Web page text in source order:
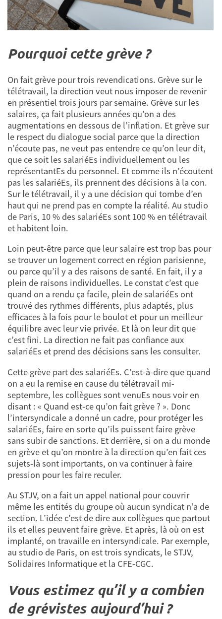
Pourquoi cette grève ?
On fait grève pour trois revendications. Grève sur le
télétravail, la direction veut nous imposer de revenir
en présentiel trois jours par semaine. Grève sur les
salaires, ça fait plusieurs années qu’on a des
augmentations en dessous de l’inflation. Et grève sur
le respect du dialogue social parce que la direction
n’écoute pas, ne veut pas entendre ce qu’on leur dit,
que ce soit les salariéEs individuellement ou les
représentantEs du personnel. Et comme ils n’écoutent
pas les salariéEs, ils prennent des décisions à la con.
Sur le télétravail, il y a une décision qui tombe d’en
haut qui ne prend pas en compte la réalité. Au studio
de Paris, 10 % des salariéEs sont 100 % en télétravail
et habitent loin.
Loin peut-être parce que leur salaire est trop bas pour
se trouver un logement correct en région parisienne,
ou parce qu’il y a des raisons de santé. En fait, il y a
plein de raisons individuelles. Le constat c’est que
quand on a rendu ça facile, plein de salariéEs ont
trouvé des rythmes différents, plus adaptés, plus
efficaces à la fois pour le boulot et pour un meilleur
équilibre avec leur vie privée. Et là on leur dit que
c’est fini. La direction ne fait pas confiance aux
salariéEs et prend des décisions sans les consulter.
Cette grève part des salariéEs. C’est-à-dire que quand
on a eu la remise en cause du télé­travail mi-
septembre, les collègues sont venuEs nous voir en
disant : « Quand est-ce qu’on fait grève ? ». Donc
l’intersyndicale a donné un cadre, pour protéger les
salariéEs, faire en sorte qu’ils puissent faire grève
sans subir de sanctions. Et derrière, si on a du monde
en grève et qu’on montre à la direction qu’en fait ces
sujets-là sont importants, on va continuer à faire
pression pour les faire reculer.
Au STJV, on a fait un appel national pour couvrir
même les entités du groupe où aucun syndicat n’a de
section. L’idée c’est de dire aux collègues que partout
ils et elles peuvent faire grève. Et après, là où on est
implanté, on travaille en intersyndicale. Par exemple,
au studio de Paris, on est trois syndicats, le STJV,
Solidaires Informatique et la CFE-CGC.
Vous estimez qu’il y a combien
de grévistes aujourd’hui ?